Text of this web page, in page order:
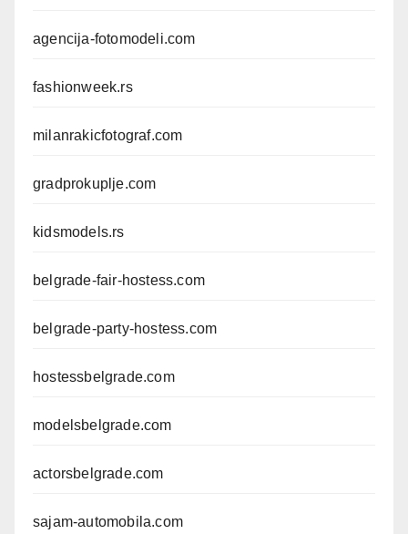
agencija-fotomodeli.com
fashionweek.rs
milanrakicfotograf.com
gradprokuplje.com
kidsmodels.rs
belgrade-fair-hostess.com
belgrade-party-hostess.com
hostessbelgrade.com
modelsbelgrade.com
actorsbelgrade.com
sajam-automobila.com